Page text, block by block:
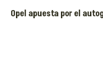
Opel apuesta por el